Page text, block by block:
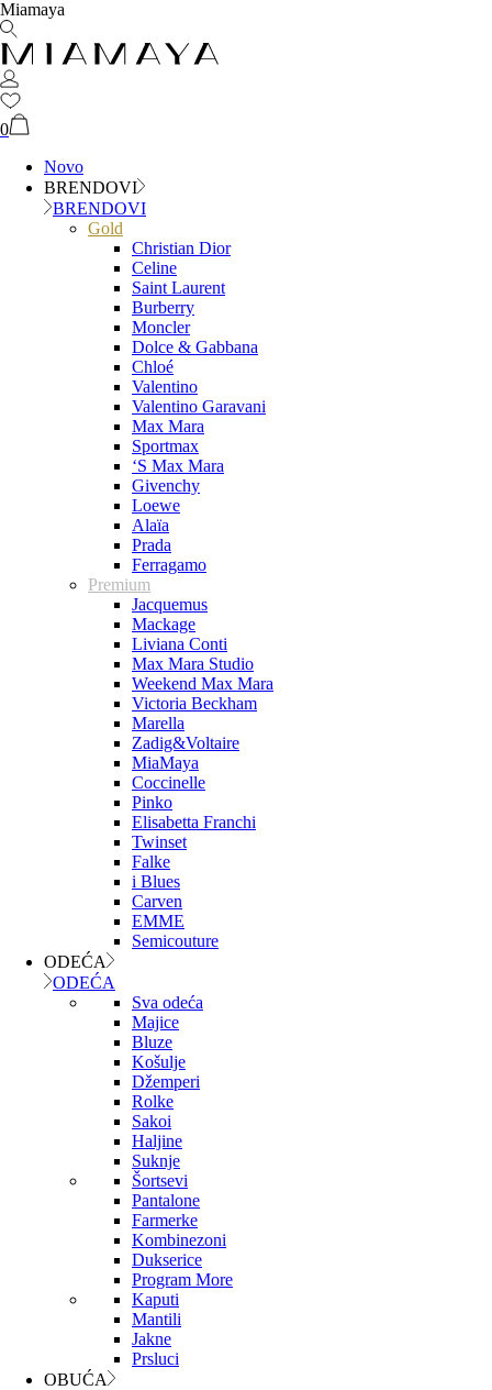
Miamaya
0
Novo
BRENDOVI
BRENDOVI
Gold
Christian Dior
Celine
Saint Laurent
Burberry
Moncler
Dolce & Gabbana
Chloé
Valentino
Valentino Garavani
Max Mara
Sportmax
‘S Max Mara
Givenchy
Loewe
Alaïa
Prada
Ferragamo
Premium
Jacquemus
Mackage
Liviana Conti
Max Mara Studio
Weekend Max Mara
Victoria Beckham
Marella
Zadig&Voltaire
MiaMaya
Coccinelle
Pinko
Elisabetta Franchi
Twinset
Falke
i Blues
Carven
EMME
Semicouture
ODEĆA
ODEĆA
Sva odeća
Majice
Bluze
Košulje
Džemperi
Rolke
Sakoi
Haljine
Suknje
Šortsevi
Pantalone
Farmerke
Kombinezoni
Dukserice
Program More
Kaputi
Mantili
Jakne
Prsluci
OBUĆA